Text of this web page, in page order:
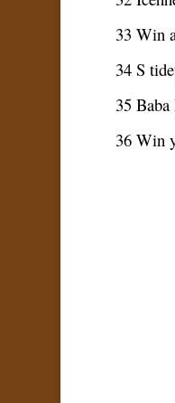
33 Win
34 S
35
36 Win